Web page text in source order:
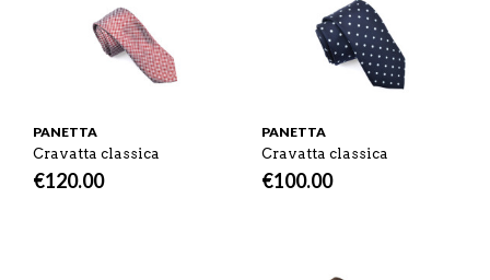
PANETTA
Cravatta classica
€120.00
PANETTA
Cravatta classica
€100.00